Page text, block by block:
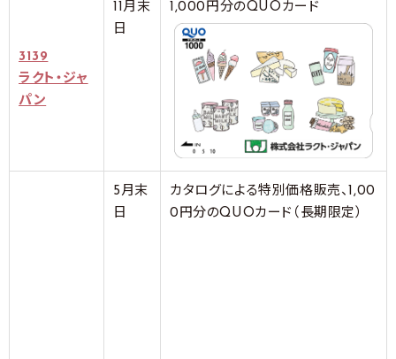
3139
ラクト・ジャ
パン
11月末
日
1,000円分のQUOカード
5月末
日
カタログによる特別価格販売、1,00
0円分のQUOカード（長期限定）